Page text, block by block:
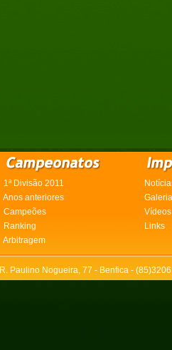
1ª Divisão 2011
Anos anteriores
Campeões
Vídeos
Ranking
Links
Arbitragem
R. Paulino Nogueira, 77 - Benfica -